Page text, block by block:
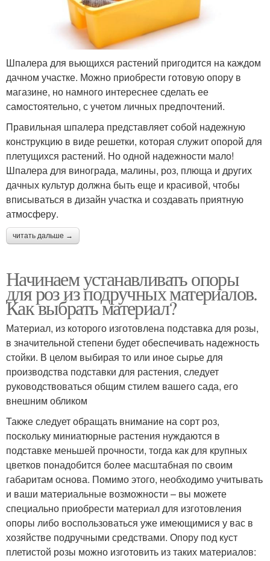
Шпалера для вьющихся растений пригодится на каждом
дачном участке. Можно приобрести готовую опору в
магазине, но намного интереснее сделать ее
самостоятельно, с учетом личных предпочтений.
Правильная шпалера представляет собой надежную
конструкцию в виде решетки, которая служит опорой для
плетущихся растений. Но одной надежности мало!
Шпалера для винограда, малины, роз, плюща и других
дачных культур должна быть еще и красивой, чтобы
вписываться в дизайн участка и создавать приятную
атмосферу.
читать дальше →
Начинаем устанавливать опоры
для роз из подручных материалов.
Как выбрать материал?
Материал, из которого изготовлена подставка для розы,
в значительной степени будет обеспечивать надежность
стойки. В целом выбирая то или иное сырье для
производства подставки для растения, следует
руководствоваться общим стилем вашего сада, его
внешним обликом
Также следует обращать внимание на сорт роз,
поскольку миниатюрные растения нуждаются в
подставке меньшей прочности, тогда как для крупных
цветков понадобится более масштабная по своим
габаритам основа. Помимо этого, необходимо учитывать
и ваши материальные возможности – вы можете
специально приобрести материал для изготовления
опоры либо воспользоваться уже имеющимися у вас в
хозяйстве подручными средствами. Опору под куст
плетистой розы можно изготовить из таких материалов: